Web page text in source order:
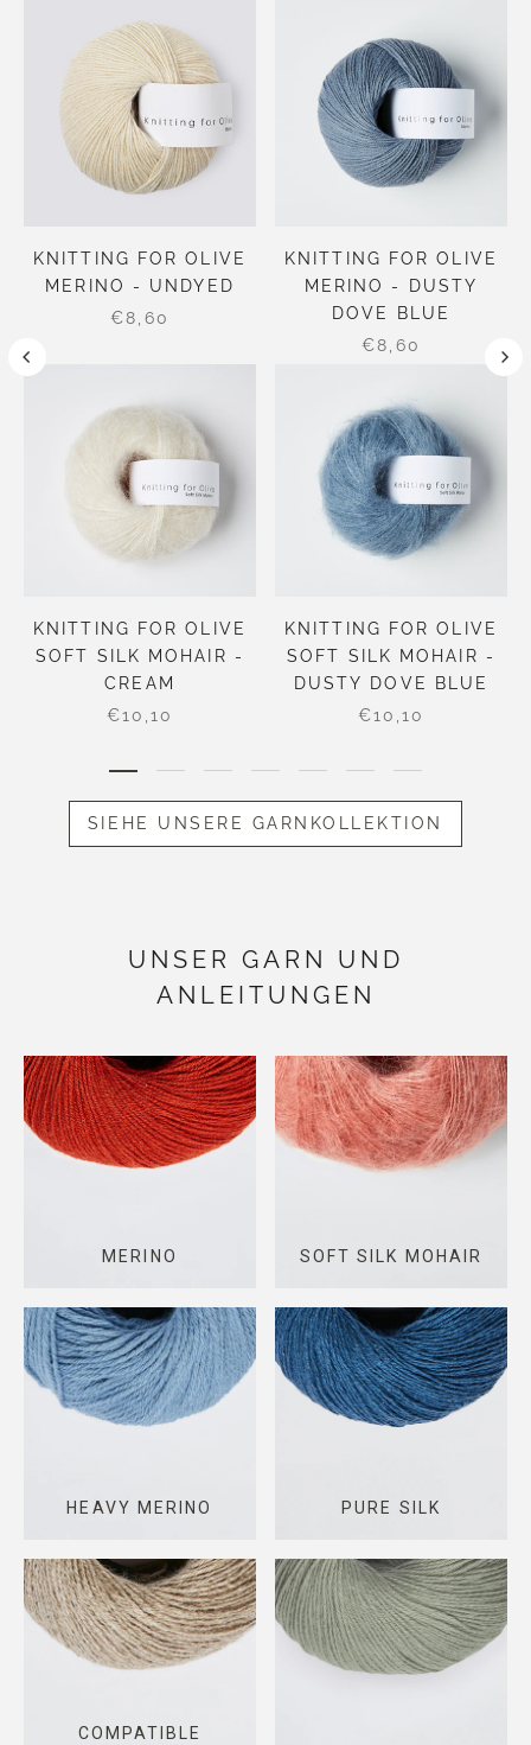
KNITTING FOR OLIVE
MERINO - UNDYED
€8,60
KNITTING FOR OLIVE
SOFT SILK MOHAIR -
CREAM
€10,10
KNITTING FOR OLIVE
MERINO - DUSTY
DOVE BLUE
€8,60
KNITTING FOR OLIVE
SOFT SILK MOHAIR -
DUSTY DOVE BLUE
€10,10
SIEHE UNSERE GARNKOLLEKTION
UNSER GARN UND
ANLEITUNGEN
MERINO SOFT SILK MOHAIR
HEAVY MERINO PURE SILK
COMPATIBLE